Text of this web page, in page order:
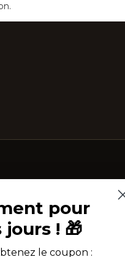
nous tissons
pour
! 🎁
le coupon :